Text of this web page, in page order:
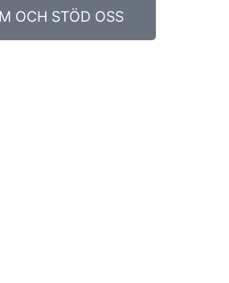
OCH STÖD OSS